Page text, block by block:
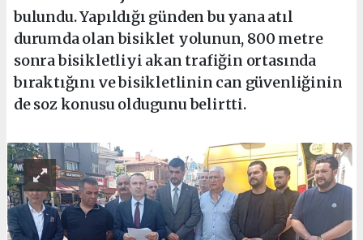
bulundu. Yapıldığı günden bu yana atıl
durumda olan bisiklet yolunun, 800 metre
sonra bisikletliyi akan trafiğin ortasında
bıraktığını ve bisikletlinin can güvenliğinin
de soz konusu oldugunu belirtti.